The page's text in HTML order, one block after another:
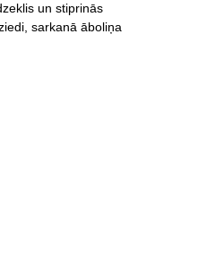
un stiprinās
sarkanā āboliņa